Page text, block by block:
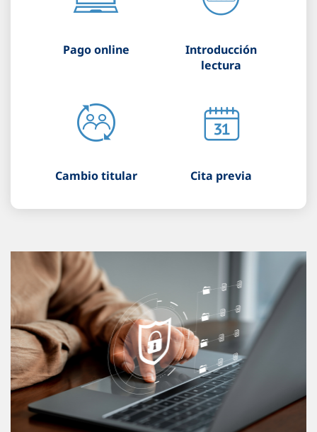
Pago online
Introducción
lectura
Cambio titular Cita previa